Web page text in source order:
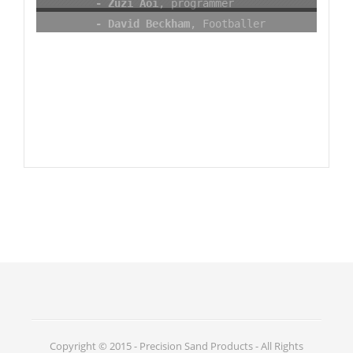
- David Beckham, Footballer
- Zuzi Aoi , programmer
Copyright © 2015 - Precision Sand Products - All Rights